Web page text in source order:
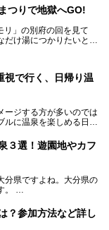
なんとJR大分駅直結と
。温泉、ロウリュサウ
高濃度炭酸泉で交互浴
分」に泊まって、この
喫してきたのでレポー
てお楽しみください！
つりで地獄へGO!
」の別府の回を見て
だけ湯につかりたいと切
は嬉しいことに100以上
です！普段から入浴料
ダにしちゃって!?
ートスペシャルパレー
けば「地獄」も「ミッキ
すよ、これは行くしか
とも言われる大分県。
視で行く、日帰り温
ージする方が多いのでは
に温泉を楽しめる日帰
注目してみました。
を紹介しちゃいます！
３選！遊園地やカフ
分県ですよね。大分県の
。
地獄巡りや砂湯などは有
？参加方法など詳し